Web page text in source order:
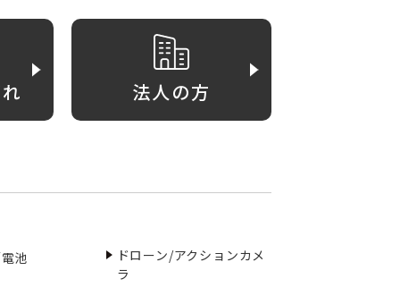
法人の方
池
ドローン/アクションカメ
ラ